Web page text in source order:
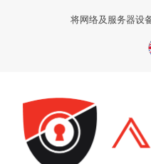
将网络及服务器设